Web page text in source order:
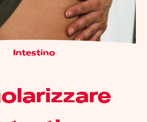
Intestino